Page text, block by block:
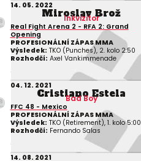
14. 05. 2022
Miroslav Brož
Inkvizitor
Real Fight Arena 2 - RFA 2: Grand
Opening
PROFESIONÁLNÍ ZÁPAS MMA
Výsledek: TKO (Punches), 2. kolo 2:50
Rozhodčí: Axel Vankimmenade
04. 12. 2021
Cristiano Estela
Bad Boy
FFC 48 - Mexico
PROFESIONÁLNÍ ZÁPAS MMA
Výsledek: TKO (Retirement), 1. kolo 5:00
Rozhodčí: Fernando Salas
14. 08. 2021